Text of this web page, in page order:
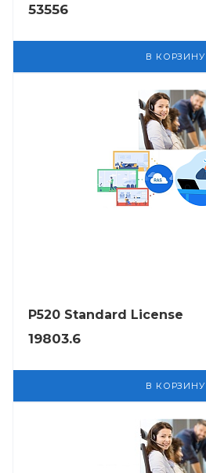
53556
В КОРЗИНУ
P520 Standard License
19803.6
В КОРЗИНУ